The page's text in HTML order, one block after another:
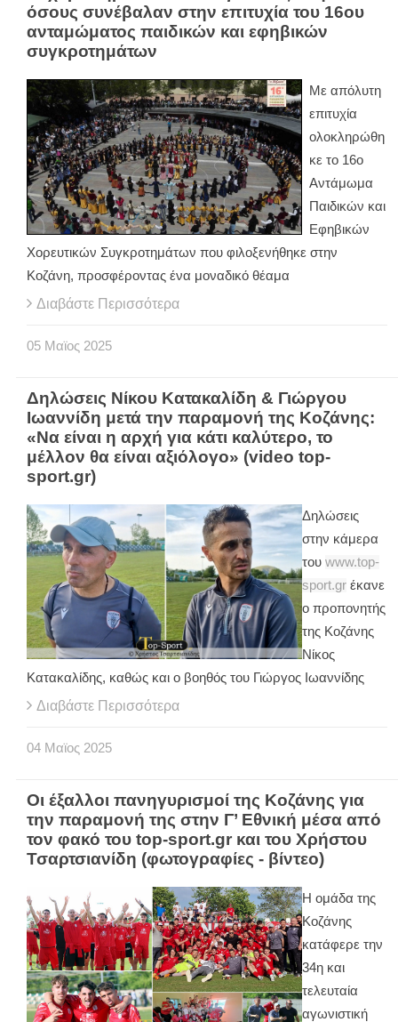
όσους συνέβαλαν στην επιτυχία του 16ου
ανταμώματος παιδικών και εφηβικών
συγκροτημάτων
Με απόλυτη
επιτυχία
ολοκληρώθη
κε το 16ο
Αντάμωμα
Παιδικών και
Εφηβικών
Χορευτικών Συγκροτημάτων που φιλοξενήθηκε στην
Κοζάνη, προσφέροντας ένα μοναδικό θέαμα
Διαβάστε Περισσότερα
05 Μαϊος 2025
Δηλώσεις Νίκου Κατακαλίδη & Γιώργου
Ιωαννίδη μετά την παραμονή της Κοζάνης:
«Να είναι η αρχή για κάτι καλύτερο, το
μέλλον θα είναι αξιόλογο» (video top-
sport.gr)
Δηλώσεις
στην κάμερα
του www.top-
sport.gr έκανε
ο προπονητής
της Κοζάνης
Νίκος
Κατακαλίδης, καθώς και ο βοηθός του Γιώργος Ιωαννίδης
Διαβάστε Περισσότερα
04 Μαϊος 2025
Οι έξαλλοι πανηγυρισμοί της Κοζάνης για
την παραμονή της στην Γ’ Εθνική μέσα από
τον φακό του top-sport.gr και του Χρήστου
Τσαρτσιανίδη (φωτογραφίες - βίντεο)
Η ομάδα της
Κοζάνης
κατάφερε την
34η και
τελευταία
αγωνιστική